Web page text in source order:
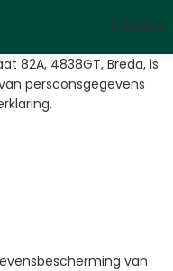
Contact
82A, 4838GT, Breda, is
persoonsgegevens
van